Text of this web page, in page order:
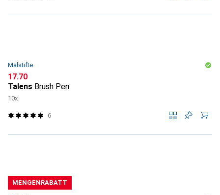
Malstifte
CHF
17.70
Talens Brush Pen
10x
6
MENGENRABATT